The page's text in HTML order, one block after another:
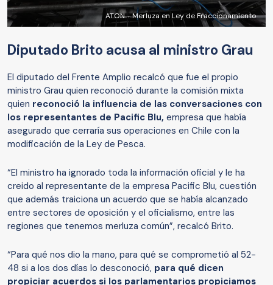
ATON - Merluza en Ley de Fraccionamiento
Diputado Brito acusa al ministro Grau
El diputado del Frente Amplio recalcó que fue el propio
ministro Grau quien reconoció durante la comisión mixta
quien reconoció la influencia de las conversaciones con
los representantes de Pacific Blu, empresa que había
asegurado que cerraría sus operaciones en Chile con la
modificación de la Ley de Pesca.
“El ministro ha ignorado toda la información oficial y le ha
creido al representante de la empresa Pacific Blu, cuestión
que además traiciona un acuerdo que se había alcanzado
entre sectores de oposición y el oficialismo, entre las
regiones que tenemos merluza común”, recalcó Brito.
“Para qué nos dio la mano, para qué se comprometió al 52-
48 si a los dos días lo desconoció, para qué dicen
propiciar acuerdos si los parlamentarios propiciamos